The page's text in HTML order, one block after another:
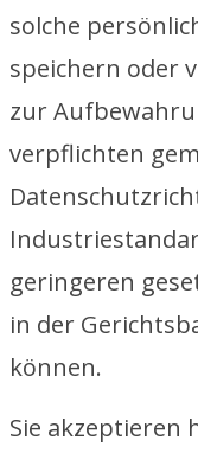
solche
speichern oder
zur
verpflichten
geringeren
in der
können.
Sie akzeptieren